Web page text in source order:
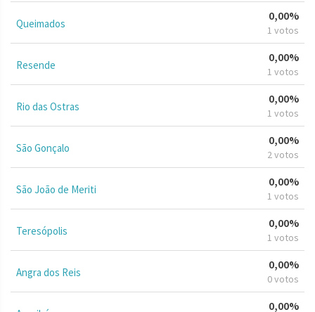
Queimados
0,00%
1 votos
Resende
0,00%
1 votos
Rio das Ostras
0,00%
1 votos
São Gonçalo
0,00%
2 votos
São João de Meriti
0,00%
1 votos
Teresópolis
0,00%
1 votos
Angra dos Reis
0,00%
0 votos
0,00%